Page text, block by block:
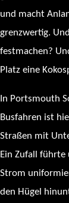
und macht
grenzwertig.
festmachen?
Platz eine
In Portsmouth
Busfahren ist
Straßen mit
Ein Zufall führte
Strom
den Hügel